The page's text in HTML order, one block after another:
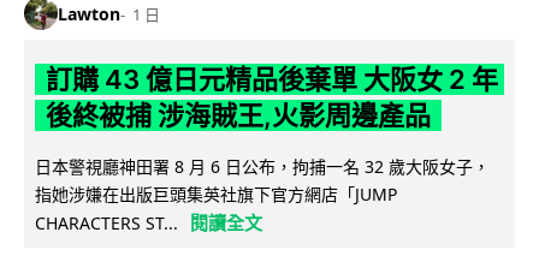
Lawton 1 日
訂購 43 億日元精品後棄單 大阪女 2 年
後終被捕 涉海賊王,火影周邊產品
日本警視廳神田署 8 月 6 日公布，拘捕一名 32 歲大阪女子，
指她涉嫌在出版巨頭集英社旗下官方網店「JUMP
CHARACTERS ST...
閱讀全文